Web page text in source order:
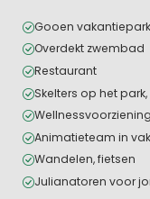
Gooen
Overdekt zwembad
Restaurant
Skelters op het
Animatieteam in
Wandelen, fietsen
Julianatoren voor